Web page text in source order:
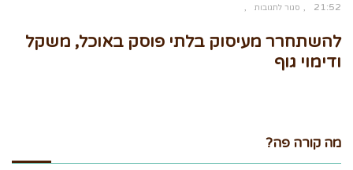
21:52 סגור לתגובות
בלתי
פוסק
להשתחרר מעיסוק בלתי פוסק באוכל, משקל
ודימוי גוף
מה קורה פה?